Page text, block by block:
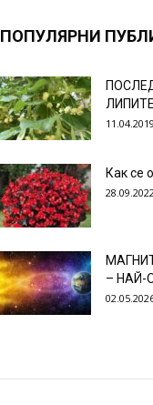
ПОПУЛЯРНИ
ЛИПИТЕ
11.04.2019
Как се
– НАЙ-